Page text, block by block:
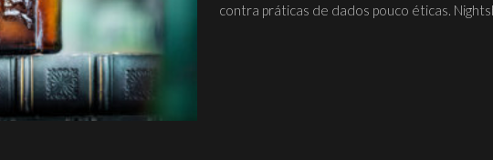
contra práticas de dados pouco éticas.